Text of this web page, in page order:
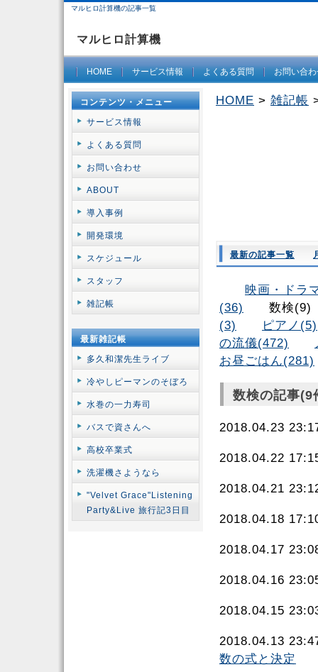
マルヒロ計算機の記事一覧
マルヒロ計算機
HOME サービス情報 よくある質問 お問い合
HOME > 雑記帳
最新の記事一覧
映画・ドラ
(36)
数検
(3)
ピアノ(5)
の流儀(472)
お昼ごはん(281)
数検の記事(9
2018.04.23
2018.04.22
2018.04.21
2018.04.18
2018.04.17
2018.04.16
2018.04.15
2018.04.13
数の式と決定
コンテンツ・メニュー
サービス情報
よくある質問
お問い合わせ
ABOUT
導入事例
開発環境
スケジュール
スタッフ
雑記帳
最新雑記帳
多久和潔先生ライブ
冷やしピーマンのそぼろ
水巻の一力寿司
バスで資さんへ
高校卒業式
洗濯機さようなら
"Velvet Grace"Listening
Party&Live 旅行記3日目